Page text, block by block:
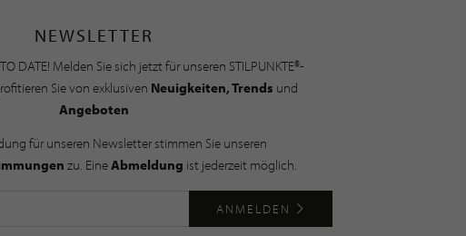
NEWSLETTER
DATE! Melden Sie sich jetzt für unseren STILPUNKTE®-
Sie von exklusiven Neuigkeiten, Trends und
Angeboten
für unseren Newsletter stimmen Sie unseren
zu. EineAbmeldung ist jederzeit möglich.
ANMELDEN